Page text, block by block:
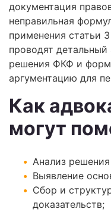
документация
неправильная
применения статьи
проводят детальный
решения ФКФ и
аргументацию для
Как
могут
Анализ
Выявление
Сбор и
доказательств;